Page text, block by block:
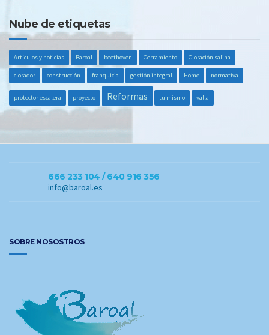
Nube de etiquetas
Artículos y noticias Baroal beethoven Cerramiento Cloración salina
clorador construcción franquicia gestión integral Home normativa
protector escalera proyecto Reformas tu mismo valla
666 233 104 / 640 916 356
info@baroal.es
SOBRE NOSOSTROS